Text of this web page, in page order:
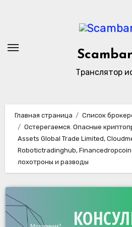
Транслятор
Главная страница
Список
Остерегаемся. Опасные
Assets Global Trade Limited,
Robotictradinghub,
лохотроны и разводы